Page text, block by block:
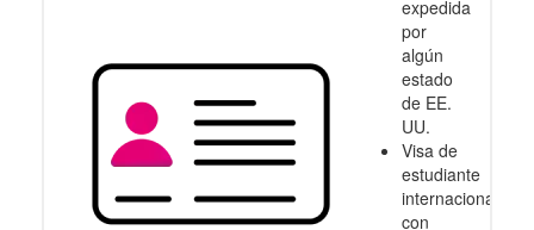
expedida
por
algún
estado
de EE.
UU.
Visa de
estudiante
internacional
con